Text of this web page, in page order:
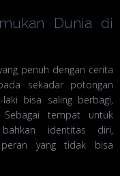
Dunia di
penuh dengan cerita
sekadar potongan
bisa saling berbagi,
tempat untuk
identitas diri,
yang tidak bisa